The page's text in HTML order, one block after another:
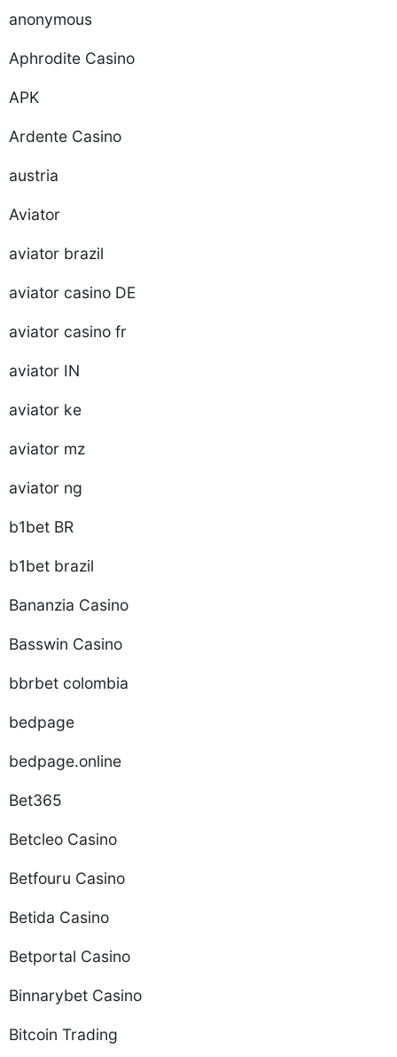
anonymous
Aphrodite Casino
APK
Ardente Casino
austria
Aviator
aviator brazil
aviator casino DE
aviator casino fr
aviator IN
aviator ke
aviator mz
aviator ng
b1bet BR
b1bet brazil
Bananzia Casino
Basswin Casino
bbrbet colombia
bedpage
bedpage.online
Bet365
Betcleo Casino
Betfouru Casino
Betida Casino
Betportal Casino
Binnarybet Casino
Bitcoin Trading